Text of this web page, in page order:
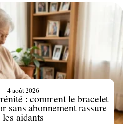
: comment le bracelet
sans abonnement rassure
les aidants
4 août 2026